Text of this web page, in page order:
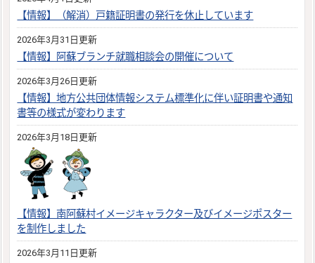
【情報】（解消）戸籍証明書の発行を休止しています
2026年3月31日更新
【情報】阿蘇ブランチ就職相談会の開催について
2026年3月26日更新
【情報】地方公共団体情報システム標準化に伴い証明書や通知
書等の様式が変わります
2026年3月18日更新
【情報】南阿蘇村イメージキャラクター及びイメージポスター
を制作しました
2026年3月11日更新